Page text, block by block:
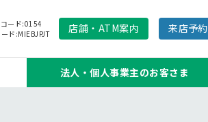
ード:0154
ド:MIEBJPJT
店舗 ・ ATM案内 来店予約
法人・個人事業主のお客さま